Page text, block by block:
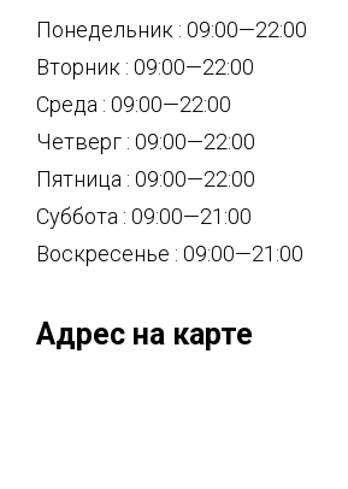
Понедельник : 09:00—22:00
Вторник : 09:00—22:00
Среда : 09:00—22:00
Четверг : 09:00—22:00
Пятница : 09:00—22:00
Суббота : 09:00—21:00
Воскресенье : 09:00—21:00
Адрес на карте